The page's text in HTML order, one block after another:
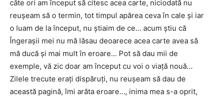
câte ori am început să citesc acea carte, niciodată nu
reușeam să o termin, tot timpul apărea ceva în cale și iar
o luam de la început, nu știaim de ce… acum știu că
Îngerașii mei nu mă lăsau deoarece acea carte avea să
mă ducă și mai mult în eroare… Pot să dau mii de
exemple, vă zic doar am început cu voi o viață nouă…
Zilele trecute erați dispăruți, nu reușeam să dau de
această pagină, îmi arăta eroare…, inima mea s-a oprit,